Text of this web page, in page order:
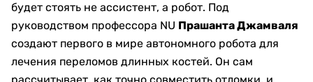
будет стоять не ассистент, а робот. Под
руководством профессора NU Прашанта Джамваля
создают первого в мире автономного робота для
лечения переломов длинных костей. Он сам